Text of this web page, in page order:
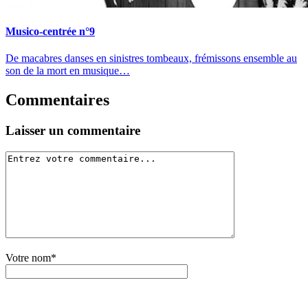
Musico-centrée n°9
De macabres danses en sinistres tombeaux, frémissons ensemble au
son de la mort en musique…
Commentaires
Laisser un commentaire
Votre nom*